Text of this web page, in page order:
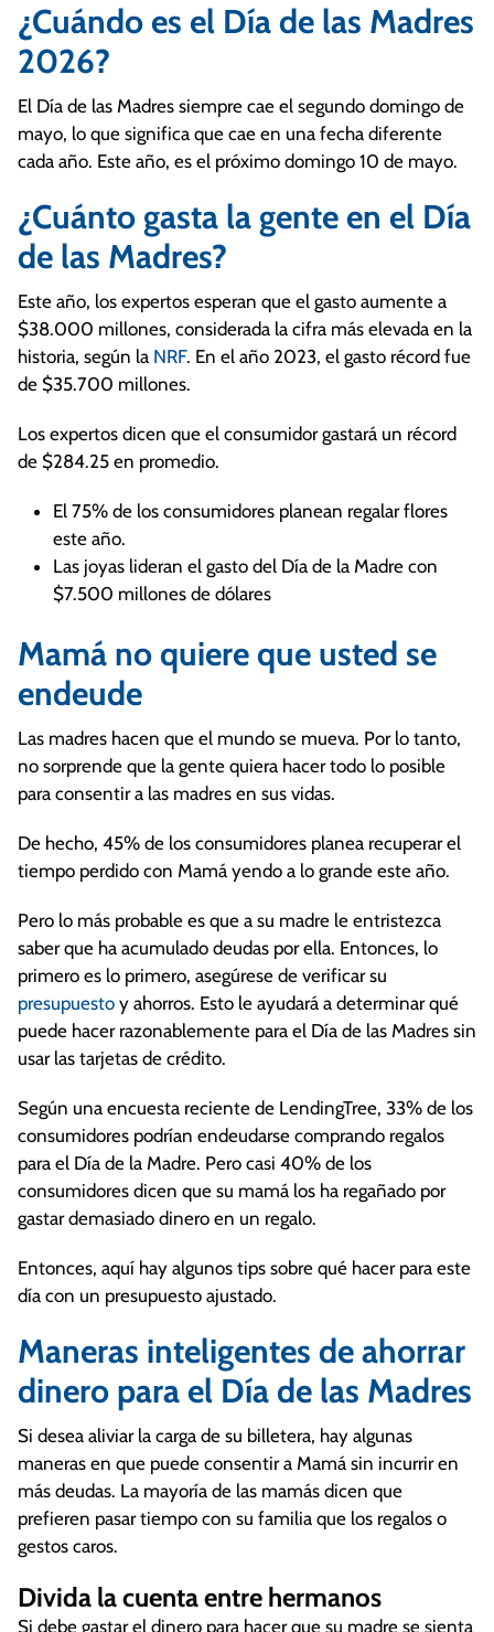
¿Cuándo es el Día de las Madres
2026?
El Día de las Madres siempre cae el segundo domingo de
mayo, lo que significa que cae en una fecha diferente
cada año. Este año, es el próximo domingo 10 de mayo.
¿Cuánto gasta la gente en el Día
de las Madres?
Este año, los expertos esperan que el gasto aumente a
$38.000 millones, considerada la cifra más elevada en la
historia, según la NRF. En el año 2023, el gasto récord fue
de $35.700 millones.
Los expertos dicen que el consumidor gastará un récord
de $284.25 en promedio.
El 75% de los consumidores planean regalar flores
este año.
Las joyas lideran el gasto del Día de la Madre con
$7.500 millones de dólares
Mamá no quiere que usted se
endeude
Las madres hacen que el mundo se mueva. Por lo tanto,
no sorprende que la gente quiera hacer todo lo posible
para consentir a las madres en sus vidas.
De hecho, 45% de los consumidores planea recuperar el
tiempo perdido con Mamá yendo a lo grande este año.
Pero lo más probable es que a su madre le entristezca
saber que ha acumulado deudas por ella. Entonces, lo
primero es lo primero, asegúrese de verificar su
presupuesto y ahorros. Esto le ayudará a determinar qué
puede hacer razonablemente para el Día de las Madres sin
usar las tarjetas de crédito.
Según una encuesta reciente de LendingTree, 33% de los
consumidores podrían endeudarse comprando regalos
para el Día de la Madre. Pero casi 40% de los
consumidores dicen que su mamá los ha regañado por
gastar demasiado dinero en un regalo.
Entonces, aquí hay algunos tips sobre qué hacer para este
día con un presupuesto ajustado.
Maneras inteligentes de ahorrar
dinero para el Día de las Madres
Si desea aliviar la carga de su billetera, hay algunas
maneras en que puede consentir a Mamá sin incurrir en
más deudas. La mayoría de las mamás dicen que
prefieren pasar tiempo con su familia que los regalos o
gestos caros.
Divida la cuenta entre hermanos
Si debe gastar el dinero para hacer que su madre se sienta